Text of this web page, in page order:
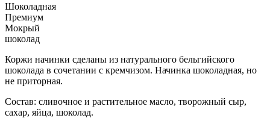
Шоколадная
Премиум
Мокрый
шоколад
Коржи начинки сделаны из натурального бельгийского
шоколада в сочетании с кремчизом. Начинка шоколадная, но
не приторная.
Состав: сливочное и растительное масло, творожный сыр,
сахар, яйца, шоколад.